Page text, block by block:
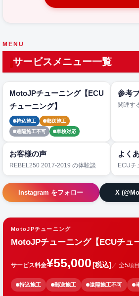
MENU
サービスメニュー一覧
MotoJPチューニング【ECU
チューニング】
持込施工
郵送施工
遠隔施工不可
車検対応
参考
関連す
お客様の声
REBEL250 2017-2019 の体験談
よく
ECUチ
Instagram をフォロー X
MotoJPチューニング
MotoJPチューニング【ECUチュ
サービス料金¥55,000[税込] ／ 全5項目
持込施工 郵送施工 遠隔施工不可